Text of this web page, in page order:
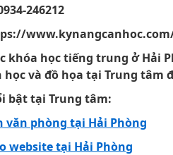
246212
khóa học tiếng trung ở Hải
học và đồ họa tại Trung tâm
bật tại Trung tâm:
văn phòng tại Hải Phòng
website tại Hải Phòng